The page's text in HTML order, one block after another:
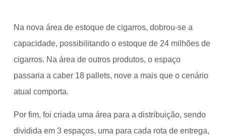
Na nova área de estoque de cigarros, dobrou-se a
capacidade, possibilitando o estoque de 24 milhões de
cigarros. Na área de outros produtos, o espaço
passaria a caber 18 pallets, nove a mais que o cenário
atual comporta.
Por fim, foi criada uma área para a distribuição, sendo
dividida em 3 espaços, uma para cada rota de entrega,